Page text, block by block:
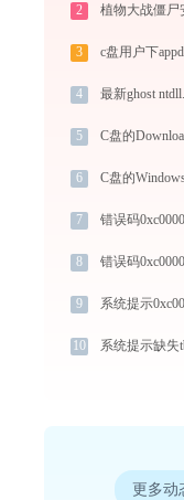
2
3 c盘用户下
4 最新ghost
5 C盘的
6
7 错误码
8 错误码
9 系统提示
10 系统提示缺失
更多动